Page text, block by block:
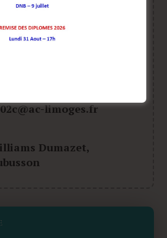
limoges.fr
Dumazet,